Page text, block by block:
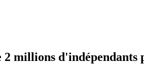
millions d'indépendants